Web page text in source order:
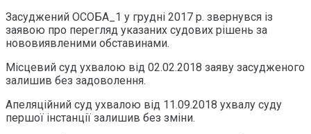
Засуджений ОСОБА_1 у грудні 2017 р. звернувся із
заявою про перегляд указаних судових рішень за
нововиявленими обставинами.
Місцевий суд ухвалою від 02.02.2018 заяву засудженого
залишив без задоволення.
Апеляційний суд ухвалою від 11.09.2018 ухвалу суду
першої інстанції залишив без зміни.